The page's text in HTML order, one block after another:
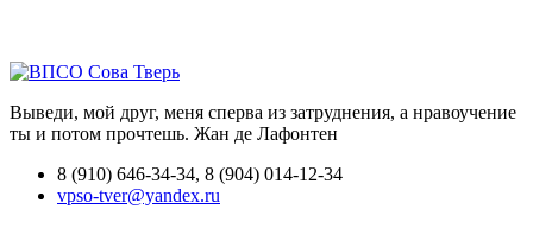
Выведи, мой друг, меня сперва из затруднения, а нравоучение
ты и потом прочтешь. Жан де Лафонтен
8 (910) 646-34-34, 8 (904) 014-12-34
vpso-tver@yandex.ru